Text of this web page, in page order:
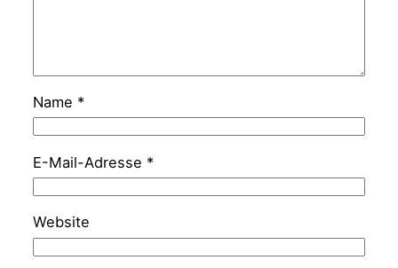
Name *
E-Mail-Adresse *
Website